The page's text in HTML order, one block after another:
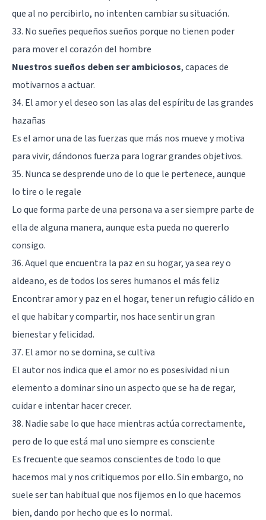
que al no percibirlo, no intenten cambiar su situación.
33. No sueñes pequeños sueños porque no tienen poder
para mover el corazón del hombre
Nuestros sueños deben ser ambiciosos, capaces de
motivarnos a actuar.
34. El amor y el deseo son las alas del espíritu de las grandes
hazañas
Es el amor una de las fuerzas que más nos mueve y motiva
para vivir, dándonos fuerza para lograr grandes objetivos.
35. Nunca se desprende uno de lo que le pertenece, aunque
lo tire o le regale
Lo que forma parte de una persona va a ser siempre parte de
ella de alguna manera, aunque esta pueda no quererlo
consigo.
36. Aquel que encuentra la paz en su hogar, ya sea rey o
aldeano, es de todos los seres humanos el más feliz
Encontrar amor y paz en el hogar, tener un refugio cálido en
el que habitar y compartir, nos hace sentir un gran
bienestar y felicidad.
37. El amor no se domina, se cultiva
El autor nos indica que el amor no es posesividad ni un
elemento a dominar sino un aspecto que se ha de regar,
cuidar e intentar hacer crecer.
38. Nadie sabe lo que hace mientras actúa correctamente,
pero de lo que está mal uno siempre es consciente
Es frecuente que seamos conscientes de todo lo que
hacemos mal y nos critiquemos por ello. Sin embargo, no
suele ser tan habitual que nos fijemos en lo que hacemos
bien, dando por hecho que es lo normal.